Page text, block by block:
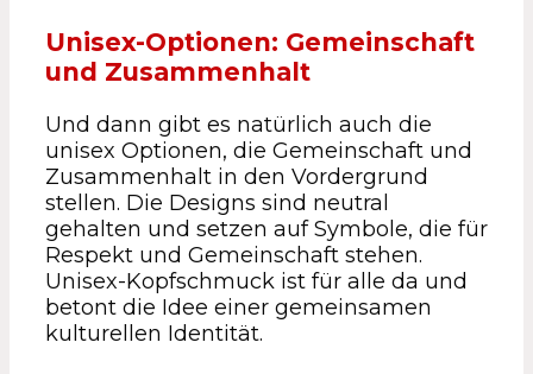
Unisex-Optionen: Gemeinschaft
und Zusammenhalt
Und dann gibt es natürlich auch die
unisex Optionen, die Gemeinschaft und
Zusammenhalt in den Vordergrund
stellen. Die Designs sind neutral
gehalten und setzen auf Symbole, die für
Respekt und Gemeinschaft stehen.
Unisex-Kopfschmuck ist für alle da und
betont die Idee einer gemeinsamen
kulturellen Identität.